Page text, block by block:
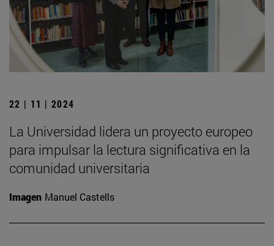
22 | 11 | 2024
La Universidad lidera un proyecto europeo
para impulsar la lectura significativa en la
comunidad universitaria
Imagen Manuel Castells